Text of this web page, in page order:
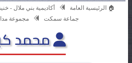
🏠 الرئيسية العامة أكاديمية بني ملال -
جماعة سمكت
مجموعة
محمد